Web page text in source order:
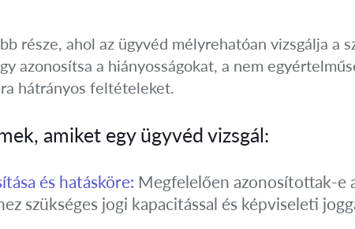
része, ahol az ügyvéd mélyrehatóan vizsgálja a
azonosítsa a hiányosságokat, a nem
hátrányos feltételeket.
amiket egy ügyvéd vizsgál:
és hatásköre: Megfelelően azonosítottak-e
szükséges jogi kapacitással és képviseleti